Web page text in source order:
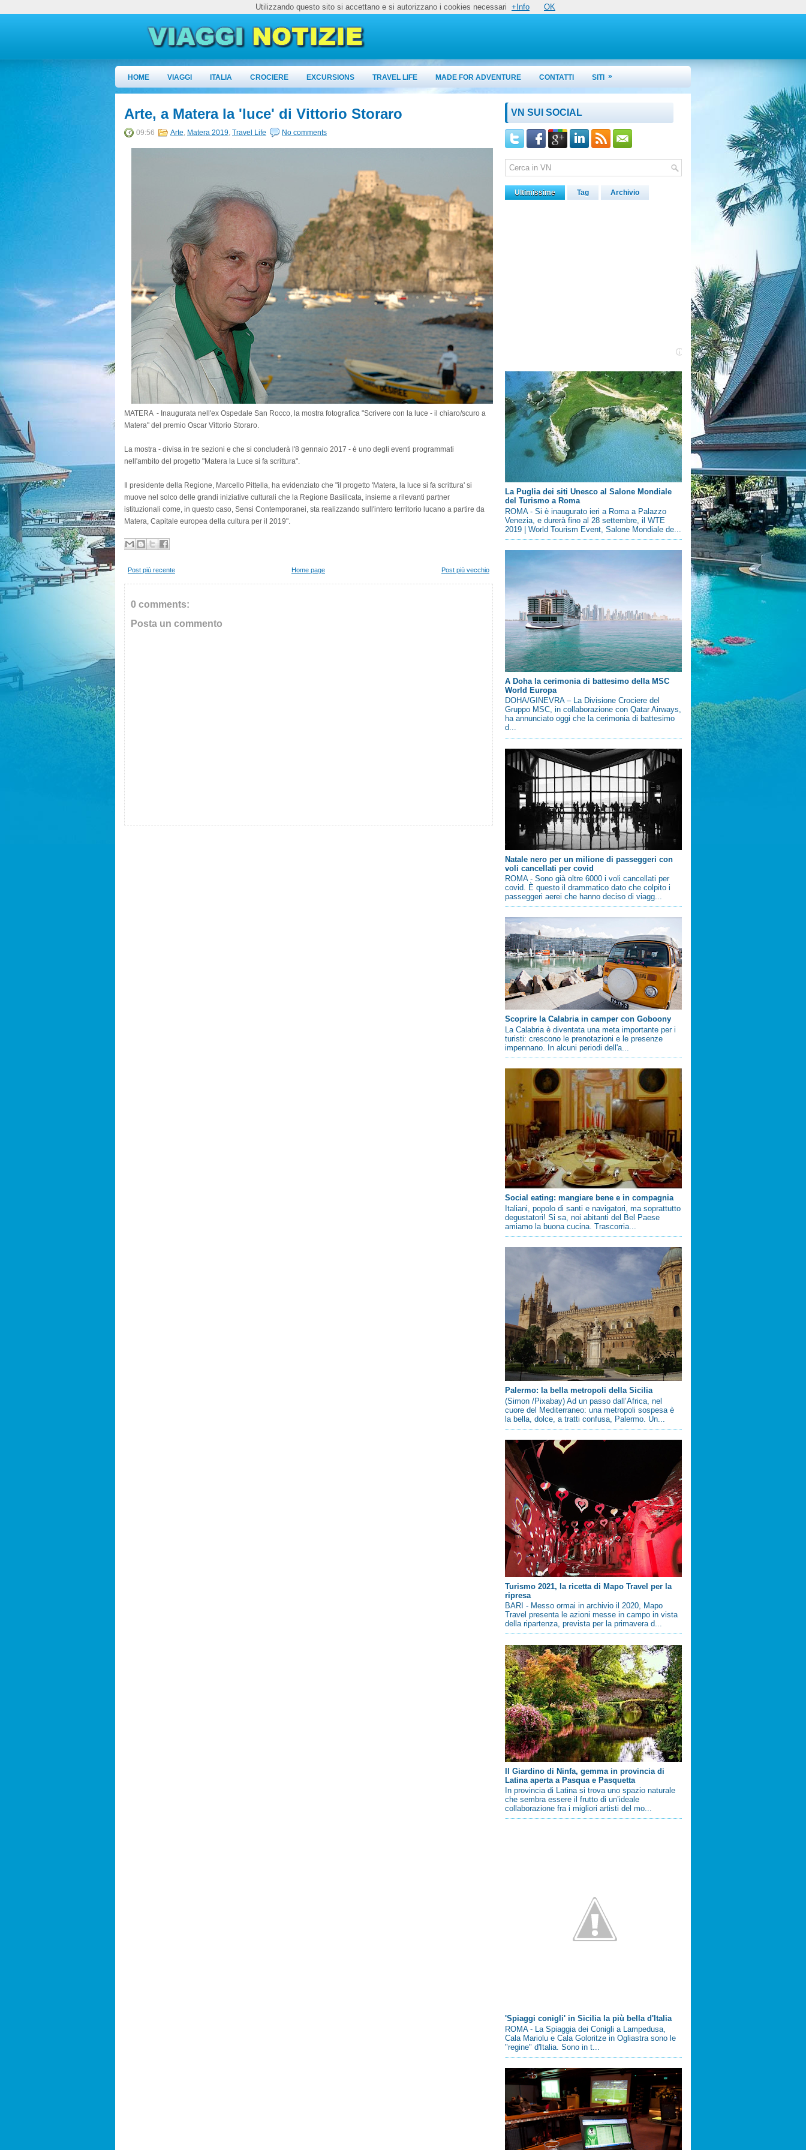
HOME VIAGGI ITALIA CROCIERE EXCURSIONS TRAVEL LIFE MADE FOR ADVENTURE CONTATTI SITI »
Arte, a Matera la 'luce' di Vittorio Storaro
09:56 Arte, Matera 2019, Travel Life No comments
MATERA - Inaugurata nell'ex Ospedale San Rocco, la mostra fotografica "Scrivere con la luce - il chiaro/scuro a
Matera" del premio Oscar Vittorio Storaro.
La mostra - divisa in tre sezioni e che si concluderà l'8 gennaio 2017 - è uno degli eventi programmati
nell'ambito del progetto "Matera la Luce si fa scrittura".
Il presidente della Regione, Marcello Pittella, ha evidenziato che "il progetto 'Matera, la luce si fa scrittura' si
muove nel solco delle grandi iniziative culturali che la Regione Basilicata, insieme a rilevanti partner
istituzionali come, in questo caso, Sensi Contemporanei, sta realizzando sull'intero territorio lucano a partire da
Matera, Capitale europea della cultura per il 2019".
Post più recente Post più vecchio
Home page
0 comments:
Posta un commento
VN SUI SOCIAL
Ultimissime Tag Archivio
La Puglia dei siti Unesco al Salone Mondiale
del Turismo a Roma
ROMA - Si è inaugurato ieri a Roma a Palazzo
Venezia, e durerà fino al 28 settembre, il WTE
2019 | World Tourism Event, Salone Mondiale de...
A Doha la cerimonia di battesimo della MSC
World Europa
DOHA/GINEVRA – La Divisione Crociere del
Gruppo MSC, in collaborazione con Qatar Airways,
ha annunciato oggi che la cerimonia di battesimo
d...
Natale nero per un milione di passeggeri con
voli cancellati per covid
ROMA - Sono già oltre 6000 i voli cancellati per
covid. È questo il drammatico dato che colpito i
passeggeri aerei che hanno deciso di viagg...
Scoprire la Calabria in camper con Goboony
La Calabria è diventata una meta importante per i
turisti: crescono le prenotazioni e le presenze
impennano. In alcuni periodi dell'a...
Social eating: mangiare bene e in compagnia
Italiani, popolo di santi e navigatori, ma soprattutto
degustatori! Si sa, noi abitanti del Bel Paese
amiamo la buona cucina. Trascorria...
Palermo: la bella metropoli della Sicilia
(Simon /Pixabay) Ad un passo dall’Africa, nel
cuore del Mediterraneo: una metropoli sospesa è
la bella, dolce, a tratti confusa, Palermo. Un...
Turismo 2021, la ricetta di Mapo Travel per la
ripresa
BARI - Messo ormai in archivio il 2020, Mapo
Travel presenta le azioni messe in campo in vista
della ripartenza, prevista per la primavera d...
Il Giardino di Ninfa, gemma in provincia di
Latina aperta a Pasqua e Pasquetta
In provincia di Latina si trova uno spazio naturale
che sembra essere il frutto di un’ideale
collaborazione fra i migliori artisti del mo...
'Spiaggi conigli' in Sicilia la più bella d'Italia
ROMA - La Spiaggia dei Conigli a Lampedusa,
Cala Mariolu e Cala Goloritze in Ogliastra sono le
"regine" d'Italia. Sono in t...
Utilizzando questo sito si accettano e si autorizzano i cookies necessari +Info OK